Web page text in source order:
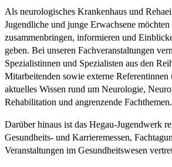
Als neurologisches Krankenhaus und
Jugendliche und junge Erwachsene
zusammenbringen, informieren und
geben. Bei unseren Fachveranstaltungen
Spezialistinnen und Spezialisten aus den
Mitarbeitenden sowie externe Referentinnen
aktuelles Wissen rund um Neurologie,
Rehabilitation und angrenzende Fachthemen.
Darüber hinaus ist das Hegau-Jugendwerk
Gesundheits- und Karrieremessen,
Veranstaltungen im Gesundheitswesen